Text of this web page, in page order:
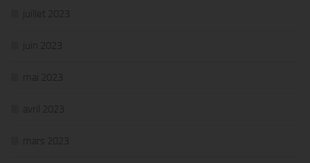
juillet 2023
juin 2023
mai 2023
avril 2023
mars 2023